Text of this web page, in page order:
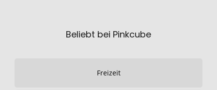
Beliebt bei Pinkcube
Freizeit